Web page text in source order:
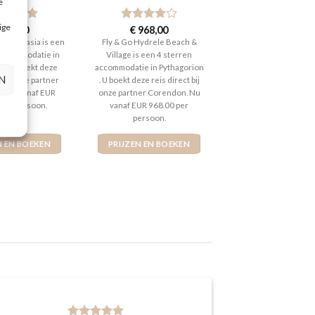
Fantasia is een
in
. U boekt deze
onze partner
Nu vanaf EUR
per persoon.
EN BOEKEN
Gewaardeerd
4uit 5
€ 968,00
Fly & Go Hydrele Beach &
Village is een 4 sterren
accommodatie in Pythagorion
. U boekt deze reis direct bij
onze partner Corendon. Nu
vanaf EUR 968.00 per
persoon.
PRIJZEN EN BOEKEN